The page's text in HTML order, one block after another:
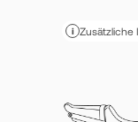
i Zusätzliche